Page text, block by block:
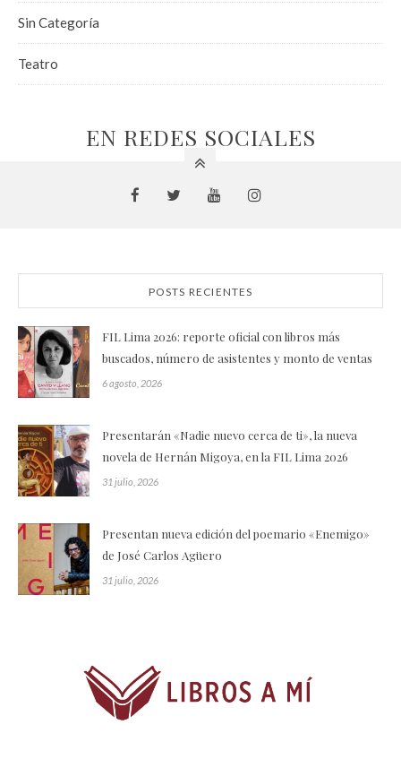
Sin Categoría
Teatro
EN REDES SOCIALES
POSTS RECIENTES
FIL Lima 2026: reporte oficial con libros más
buscados, número de asistentes y monto de ventas
6 agosto, 2026
Presentarán «Nadie nuevo cerca de ti», la nueva
novela de Hernán Migoya, en la FIL Lima 2026
31 julio, 2026
Presentan nueva edición del poemario «Enemigo»
de José Carlos Agüero
31 julio, 2026